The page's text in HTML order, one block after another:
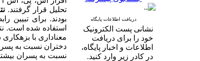
دریافت اطلاعات پایگاه
نشانی پست الکترونیک
خود را برای دریافت
اطلاعات و اخبار پایگاه،
در کادر زیر وارد کنید.
تحلیل قرار گرفتند.
بودند. برای تبیین
استفاده شده است.
معناداری با
دختران نسبت به
نسبت به پسران